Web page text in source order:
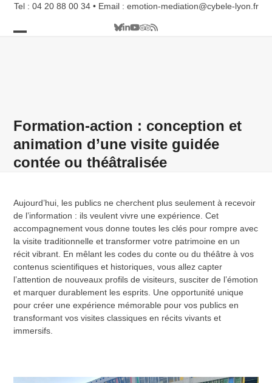
Skip
content
Tel : 04 20 88 00 34 • Email : emotion-mediation@cybele-lyon.fr
Bluesky
LinkedIn
YouTube
Tripadvisor
RSS
Formation-action : conception et
animation d’une visite guidée
contée ou théâtralisée
Aujourd’hui, les publics ne cherchent plus seulement à recevoir
de l’information : ils veulent vivre une expérience. Cet
accompagnement vous donne toutes les clés pour rompre avec
la visite traditionnelle et transformer votre patrimoine en un
récit vibrant. En mêlant les codes du conte ou du théâtre à vos
contenus scientifiques et historiques, vous allez capter
l’attention de nouveaux profils de visiteurs, susciter de l’émotion
et marquer durablement les esprits. Une opportunité unique
pour créer une expérience mémorable pour vos publics en
transformant vos visites classiques en récits vivants et
immersifs.